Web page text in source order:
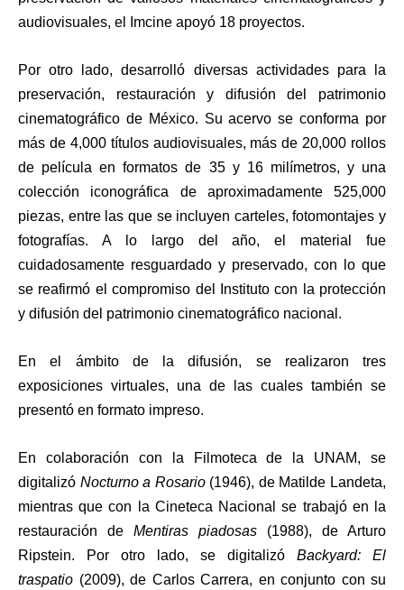
audiovisuales, el Imcine apoyó 18 proyectos.
Por otro lado, desarrolló diversas actividades para la
preservación, restauración y difusión del patrimonio
cinematográfico de México. Su acervo se conforma por
más de 4,000 títulos audiovisuales, más de 20,000 rollos
de película en formatos de 35 y 16 milímetros, y una
colección iconográfica de aproximadamente 525,000
piezas, entre las que se incluyen carteles, fotomontajes y
fotografías. A lo largo del año, el material fue
cuidadosamente resguardado y preservado, con lo que
se reafirmó el compromiso del Instituto con la protección
y difusión del patrimonio cinematográfico nacional.
En el ámbito de la difusión, se realizaron tres
exposiciones virtuales, una de las cuales también se
presentó en formato impreso.
En colaboración con la Filmoteca de la UNAM, se
digitalizó Nocturno a Rosario(1946), de Matilde Landeta,
mientras que con la Cineteca Nacional se trabajó en la
restauración de Mentiras piadosas (1988), de Arturo
Ripstein. Por otro lado, se digitalizó Backyard: El
traspatio (2009), de Carlos Carrera, en conjunto con su